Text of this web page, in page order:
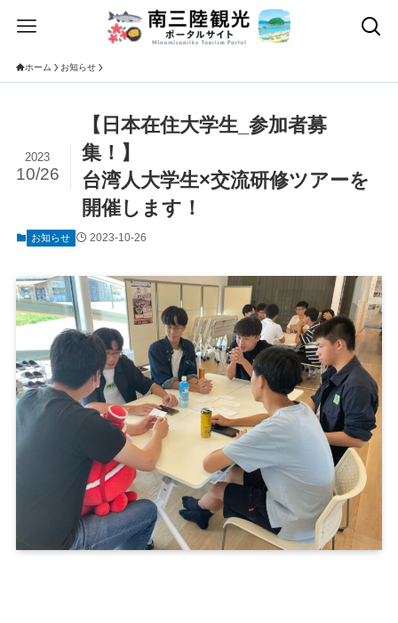
ホーム お知らせ
【日本在住大学生_参加者募
集！】
台湾人大学生×交流研修ツアーを
開催します！
2023
10/26
お知らせ 2023-10-26